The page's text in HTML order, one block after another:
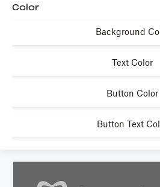
Color
Background
Text Color
Button Color
Button Text